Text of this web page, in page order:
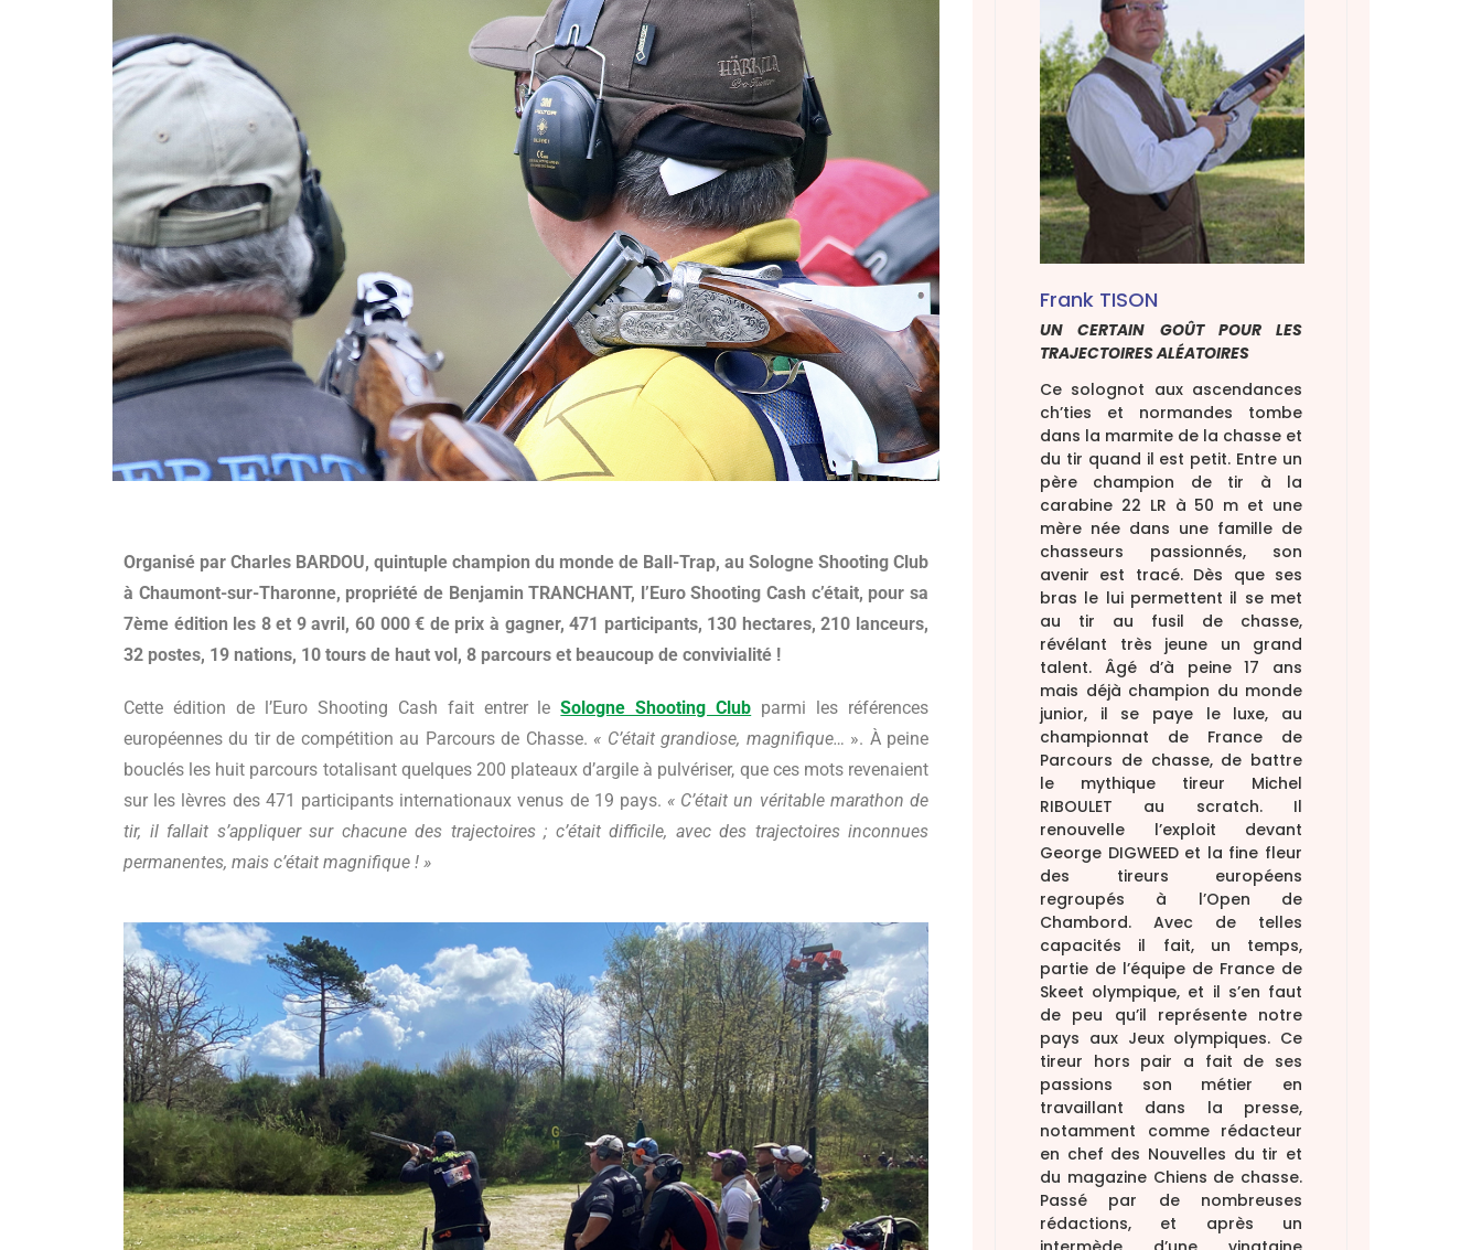
Conseils pratiques
Culture & après-chasse
Gastronomie
Gibiers
Nouveautés
Portraits
Voyages de chasse
Philippe JAEGER
JOURS DE CHASSE
Cyrus KHODAÏ
Stéphan LEVOYE
Olivier PANGAULT
Gérald SOLIGNY
Frank TISON
Philippe VIBOUD
Formations fédérales
Réglementation
Tutos sécurité
Votre licence de tir
Votre permis de chasse
Organisé par Charles BARDOU, quintuple champion du monde de Ball-Trap, au Sologne Shooting Club
à Chaumont-sur-Tharonne, propriété de Benjamin TRANCHANT, l’Euro Shooting Cash c’était, pour sa
7ème édition les 8 et 9 avril, 60 000 € de prix à gagner, 471 participants, 130 hectares, 210 lanceurs,
32 postes, 19 nations, 10 tours de haut vol, 8 parcours et beaucoup de convivialité !
Cette édition de l’Euro Shooting Cash fait entrer leSologne Shooting Club parmi les références
européennes du tir de compétition au Parcours de Chasse. « C’était grandiose, magnifique… ». À peine
bouclés les huit parcours totalisant quelques 200 plateaux d’argile à pulvériser, que ces mots revenaient
sur les lèvres des 471 participants internationaux venus de 19 pays. « C’était un véritable marathon de
tir, il fallait s’appliquer sur chacune des trajectoires ; c’était difficile, avec des trajectoires inconnues
permanentes, mais c’était magnifique ! »
Frank TISON
UN CERTAIN GOÛT POUR LES
TRAJECTOIRES ALÉATOIRES
Ce solognot aux ascendances
ch’ties et normandes tombe
dans la marmite de la chasse et
du tir quand il est petit. Entre un
père champion de tir à la
carabine 22 LR à 50 m et une
mère née dans une famille de
chasseurs passionnés, son
avenir est tracé. Dès que ses
bras le lui permettent il se met
au tir au fusil de chasse,
révélant très jeune un grand
talent. Âgé d’à peine 17 ans
mais déjà champion du monde
junior, il se paye le luxe, au
championnat de France de
Parcours de chasse, de battre
le mythique tireur Michel
RIBOULET au scratch. Il
renouvelle l’exploit devant
George DIGWEED et la fine fleur
des tireurs européens
regroupés à l’Open de
Chambord. Avec de telles
capacités il fait, un temps,
partie de l’équipe de France de
Skeet olympique, et il s’en faut
de peu qu’il représente notre
pays aux Jeux olympiques. Ce
tireur hors pair a fait de ses
passions son métier en
travaillant dans la presse,
notamment comme rédacteur
en chef des Nouvelles du tir et
du magazine Chiens de chasse.
Passé par de nombreuses
rédactions, et après un